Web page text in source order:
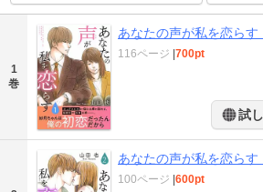
1
巻
あなたの声が私を恋らす
116ページ 700pt
試
あなたの声が私を恋ら
100ページ 600pt